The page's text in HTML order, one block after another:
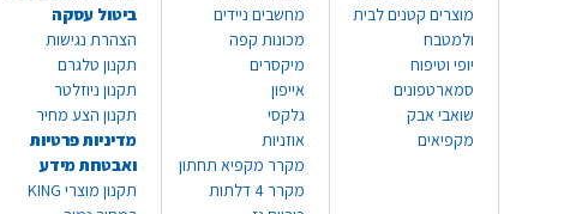
מוצרים קטנים לבית
ולמטבח
יופי וטיפוח
סמארטפונים
שואבי אבק
מקפיאים
מחשבים ניידים
מכונות קפה
מיקסרים
אייפון
גלקסי
אוזניות
מקרר מקפיא תחתון
מקרר 4 דלתות
ביטול עסקה
הצהרת נגישות
תקנון טלגרם
תקנון ניוזלטר
תקנון הצע מחיר
מדיניות פרטיות
ואבטחת מידע
תקנון מוצרי KING